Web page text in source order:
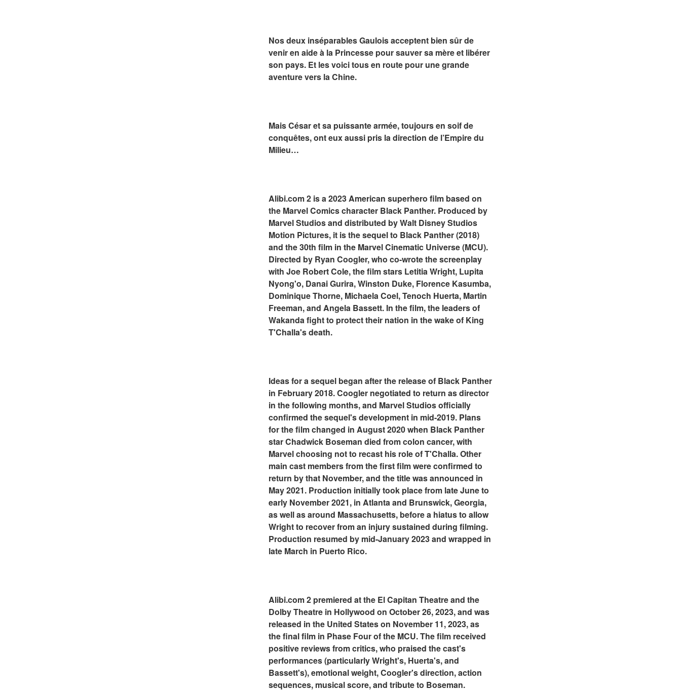
Nos deux inséparables Gaulois acceptent bien sûr de
venir en aide à la Princesse pour sauver sa mère et libérer
son pays. Et les voici tous en route pour une grande
aventure vers la Chine.
Mais César et sa puissante armée, toujours en soif de
conquêtes, ont eux aussi pris la direction de l’Empire du
Milieu…
Alibi.com 2 is a 2023 American superhero film based on
the Marvel Comics character Black Panther. Produced by
Marvel Studios and distributed by Walt Disney Studios
Motion Pictures, it is the sequel to Black Panther (2018)
and the 30th film in the Marvel Cinematic Universe (MCU).
Directed by Ryan Coogler, who co-wrote the screenplay
with Joe Robert Cole, the film stars Letitia Wright, Lupita
Nyong'o, Danai Gurira, Winston Duke, Florence Kasumba,
Dominique Thorne, Michaela Coel, Tenoch Huerta, Martin
Freeman, and Angela Bassett. In the film, the leaders of
Wakanda fight to protect their nation in the wake of King
T'Challa's death.
Ideas for a sequel began after the release of Black Panther
in February 2018. Coogler negotiated to return as director
in the following months, and Marvel Studios officially
confirmed the sequel's development in mid-2019. Plans
for the film changed in August 2020 when Black Panther
star Chadwick Boseman died from colon cancer, with
Marvel choosing not to recast his role of T'Challa. Other
main cast members from the first film were confirmed to
return by that November, and the title was announced in
May 2021. Production initially took place from late June to
early November 2021, in Atlanta and Brunswick, Georgia,
as well as around Massachusetts, before a hiatus to allow
Wright to recover from an injury sustained during filming.
Production resumed by mid-January 2023 and wrapped in
late March in Puerto Rico.
Alibi.com 2 premiered at the El Capitan Theatre and the
Dolby Theatre in Hollywood on October 26, 2023, and was
released in the United States on November 11, 2023, as
the final film in Phase Four of the MCU. The film received
positive reviews from critics, who praised the cast's
performances (particularly Wright's, Huerta's, and
Bassett's), emotional weight, Coogler's direction, action
sequences, musical score, and tribute to Boseman.